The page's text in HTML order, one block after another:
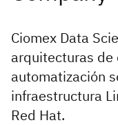
Ciomex Data
arquitecturas
automatización
infraestructura
Red Hat.